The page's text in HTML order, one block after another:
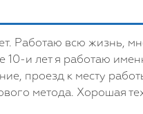
Работаю всю жизнь,
10-и лет я работаю
проезд к месту
метода. Хорошая